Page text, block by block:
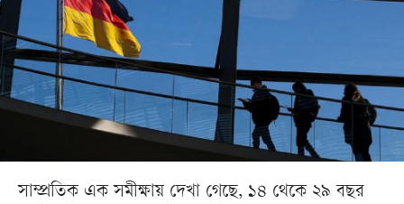
সাম্প্রতিক এক সমীক্ষায় দেখা গেছে, ১৪ থেকে ২৯ বছর